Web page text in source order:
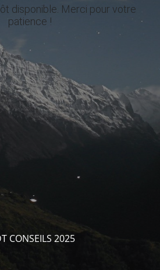
disponible. Merci pour votre
patience !
CONSEILS 2025